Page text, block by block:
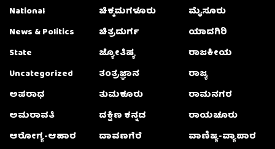
National
News & Politics
State
Uncategorized
ಅಪರಾಧ
ಅಮರಾವತಿ
ಆರೋಗ್ಯ-ಆಹಾರ
ಚಿಕ್ಕಮಗಳೂರು
ಚಿತ್ರದುರ್ಗ
ಜ್ಯೋತಿಷ್ಯ
ತಂತ್ರಜ್ಞಾನ
ತುಮಕೂರು
ದಕ್ಷಿಣ ಕನ್ನಡ
ದಾವಣಗೆರೆ
ಮೈಸೂರು
ಯಾದಗಿರಿ
ರಾಜಕೀಯ
ರಾಜ್ಯ
ರಾಮನಗರ
ರಾಯಚೂರು
ವಾಣಿಜ್ಯ-ವ್ಯಾಪಾರ